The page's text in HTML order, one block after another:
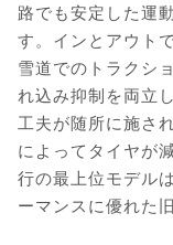
路でも安定した運
す。インとアウト
雪道でのトラクシ
れ込み抑制を両立
工夫が随所に施さ
によってタイヤが
行の最上位モデル
ーマンスに優れた